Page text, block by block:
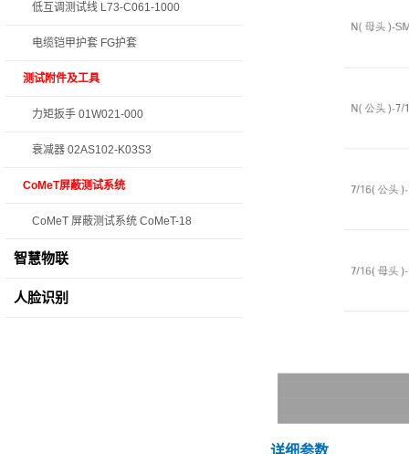
低互调测试线 L73-C061-1000
电缆铠甲护套 FG护套
测试附件及工具
力矩扳手 01W021-000
衰减器 02AS102-K03S3
CoMeT屏蔽测试系统
CoMeT 屏蔽测试系统 CoMeT-18
智慧物联
人脸识别
详细参数